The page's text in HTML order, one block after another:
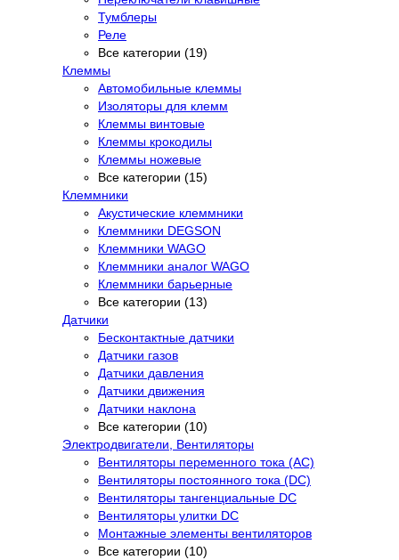
Тумблеры
Реле
Все категории (19)
Клеммы
Автомобильные клеммы
Изоляторы для клемм
Клеммы винтовые
Клеммы крокодилы
Клеммы ножевые
Все категории (15)
Клеммники
Акустические клеммники
Клеммники DEGSON
Клеммники WAGO
Клеммники аналог WAGO
Клеммники барьерные
Все категории (13)
Датчики
Бесконтактные датчики
Датчики газов
Датчики давления
Датчики движения
Датчики наклона
Все категории (10)
Электродвигатели, Вентиляторы
Вентиляторы переменного тока (AC)
Вентиляторы постоянного тока (DC)
Вентиляторы тангенциальные DC
Вентиляторы улитки DC
Монтажные элементы вентиляторов
Все категории (10)